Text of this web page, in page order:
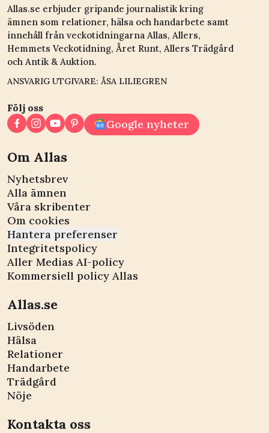
Allas.se erbjuder gripande journalistik kring
ämnen som relationer, hälsa och handarbete samt
innehåll från veckotidningarna Allas, Allers,
Hemmets Veckotidning, Året Runt, Allers Trädgård
och Antik & Auktion.
ANSVARIG UTGIVARE: ÅSA LILIEGREN
Följ oss
Google nyheter
Om Allas
Nyhetsbrev
Alla ämnen
Våra skribenter
Om cookies
Hantera preferenser
Integritetspolicy
Aller Medias AI-policy
Kommersiell policy Allas
Allas.se
Livsöden
Hälsa
Relationer
Handarbete
Trädgård
Nöje
Kontakta oss